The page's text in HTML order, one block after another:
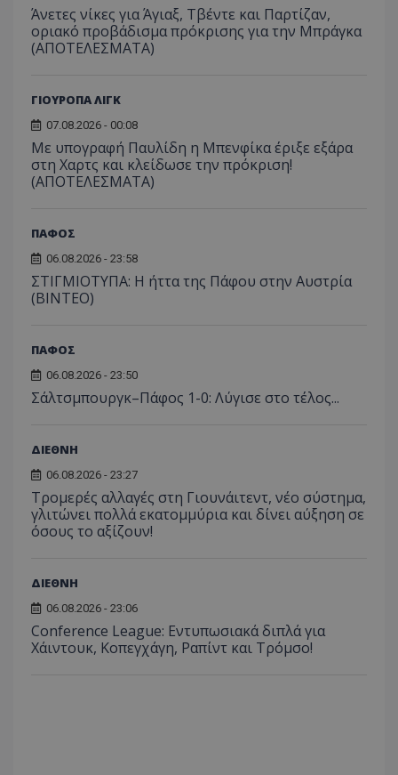
Άνετες νίκες για Άγιαξ, Τβέντε και Παρτίζαν,
οριακό προβάδισμα πρόκρισης για την Μπράγκα
(ΑΠΟΤΕΛΕΣΜΑΤΑ)
ΓΙΟΥΡΟΠΑ ΛΙΓΚ
07.08.2026 - 00:08
Με υπογραφή Παυλίδη η Μπενφίκα έριξε εξάρα
στη Χαρτς και κλείδωσε την πρόκριση!
(ΑΠΟΤΕΛΕΣΜΑΤΑ)
ΠΑΦΟΣ
06.08.2026 - 23:58
ΣΤΙΓΜΙΟΤΥΠΑ: Η ήττα της Πάφου στην Αυστρία
(ΒΙΝΤΕΟ)
ΠΑΦΟΣ
06.08.2026 - 23:50
Σάλτσμπουργκ–Πάφος 1-0: Λύγισε στο τέλος...
ΔΙΕΘΝΗ
06.08.2026 - 23:27
Τρομερές αλλαγές στη Γιουνάιτεντ, νέο σύστημα,
γλιτώνει πολλά εκατομμύρια και δίνει αύξηση σε
όσους το αξίζουν!
ΔΙΕΘΝΗ
06.08.2026 - 23:06
Conference League: Εντυπωσιακά διπλά για
Χάιντουκ, Κοπεγχάγη, Ραπίντ και Τρόμσο!